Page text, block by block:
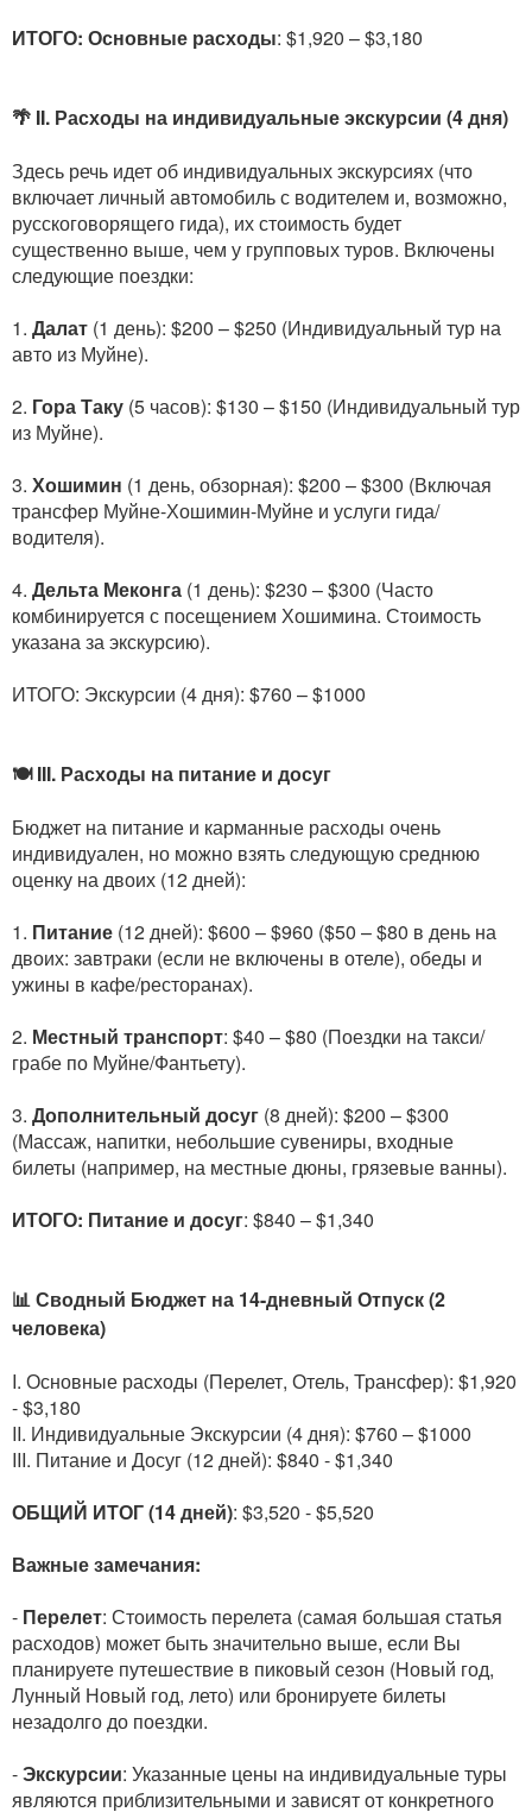
ИТОГО: Основные расходы: $1,920 – $3,180
🌴 II. Расходы на индивидуальные экскурсии (4 дня)
Здесь речь идет об индивидуальных экскурсиях (что
включает личный автомобиль с водителем и, возможно,
русскоговорящего гида), их стоимость будет
существенно выше, чем у групповых туров. Включены
следующие поездки:
1. Далат (1 день): $200 – $250 (Индивидуальный тур на
авто из Муйне).
2. Гора Таку (5 часов): $130 – $150 (Индивидуальный тур
из Муйне).
3. Хошимин (1 день, обзорная): $200 – $300 (Включая
трансфер Муйне-Хошимин-Муйне и услуги гида/
водителя).
4. Дельта Меконга (1 день): $230 – $300 (Часто
комбинируется с посещением Хошимина. Стоимость
указана за экскурсию).
ИТОГО: Экскурсии (4 дня): $760 – $1000
🍽️ III. Расходы на питание и досуг
Бюджет на питание и карманные расходы очень
индивидуален, но можно взять следующую среднюю
оценку на двоих (12 дней):
1. Питание (12 дней): $600 – $960 ($50 – $80 в день на
двоих: завтраки (если не включены в отеле), обеды и
ужины в кафе/ресторанах).
2. Местный транспорт: $40 – $80 (Поездки на такси/
грабе по Муйне/Фантьету).
3. Дополнительный досуг (8 дней): $200 – $300
(Массаж, напитки, небольшие сувениры, входные
билеты (например, на местные дюны, грязевые ванны).
ИТОГО: Питание и досуг: $840 – $1,340
📊 Сводный Бюджет на 14-дневный Отпуск (2
человека)
I. Основные расходы (Перелет, Отель, Трансфер): $1,920
- $3,180
II. Индивидуальные Экскурсии (4 дня): $760 – $1000
III. Питание и Досуг (12 дней): $840 - $1,340
ОБЩИЙ ИТОГ (14 дней): $3,520 - $5,520
Важные замечания:
- Перелет: Стоимость перелета (самая большая статья
расходов) может быть значительно выше, если Вы
планируете путешествие в пиковый сезон (Новый год,
Лунный Новый год, лето) или бронируете билеты
незадолго до поездки.
-Экскурсии: Указанные цены на индивидуальные туры
являются приблизительными и зависят от конкретного